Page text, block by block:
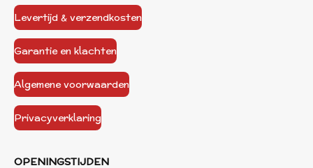
Levertijd & verzendkosten
Garantie en klachten
Algemene voorwaarden
Privacyverklaring
OPENINGSTIJDEN